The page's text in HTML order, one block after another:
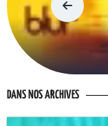
DANS NOS ARCHIVES